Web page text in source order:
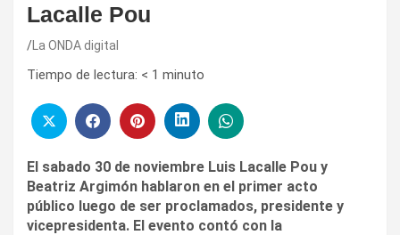
Lacalle Pou
La ONDA digital
Tiempo de lectura: < 1 minuto
El sabado 30 de noviembre Luis Lacalle Pou y
Beatriz Argimón hablaron en el primer acto
público luego de ser proclamados, presidente y
vicepresidenta. El evento contó con la